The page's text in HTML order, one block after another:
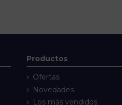
Productos
Ofertas
Novedades
Los más vendidos